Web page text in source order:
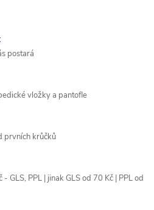
postará
vložky a pantofle
prvních krůčků
GLS, PPL | jinak GLS od 70 Kč | PPL od